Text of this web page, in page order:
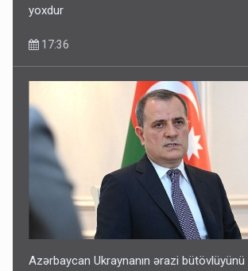
yoxdur
17:36
Azərbaycan Ukraynanın ərazi